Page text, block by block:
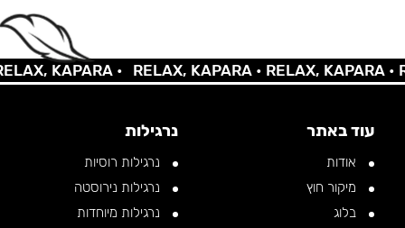
KAPARA • RELAX, KAPARA •RELAX, KAPARA •
עוד באתר
אודות
מיקור חוץ
בלוג
נרגילות
נרגילות רוסיות
נרגילות נירוסטה
נרגילות מיוחדות